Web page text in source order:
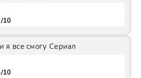
10
я все смогу Сериал
10